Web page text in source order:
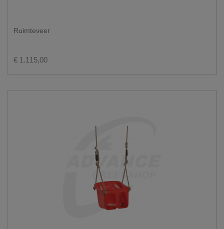
Ruimteveer
€ 1.115,00